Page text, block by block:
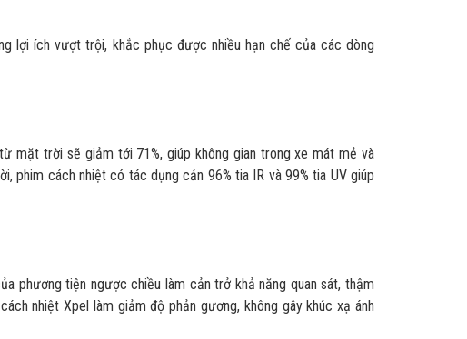
lợi ích vượt trội, khắc phục được nhiều hạn chế của các dòng
mặt trời sẽ giảm tới 71%, giúp không gian trong xe mát mẻ và
phim cách nhiệt có tác dụng cản 96% tia IR và 99% tia UV giúp
phương tiện ngược chiều làm cản trở khả năng quan sát, thậm
nhiệt Xpel làm giảm độ phản gương, không gây khúc xạ ánh